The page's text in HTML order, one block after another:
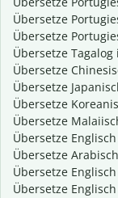
Übersetze
Übersetze
Übersetze Tagalog
Übersetze
Übersetze
Übersetze
Übersetze
Übersetze
Übersetze
Übersetze
Übersetze